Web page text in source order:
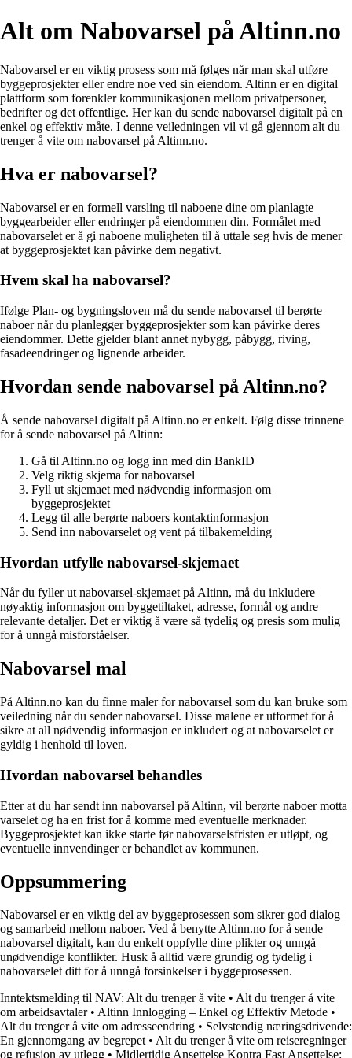
Alt om Nabovarsel på Altinn.no
Nabovarsel er en viktig prosess som må følges når man skal utføre
byggeprosjekter eller endre noe ved sin eiendom. Altinn er en digital
plattform som forenkler kommunikasjonen mellom privatpersoner,
bedrifter og det offentlige. Her kan du sende nabovarsel digitalt på en
enkel og effektiv måte. I denne veiledningen vil vi gå gjennom alt du
trenger å vite om nabovarsel på Altinn.no.
Hva er nabovarsel?
Nabovarsel er en formell varsling til naboene dine om planlagte
byggearbeider eller endringer på eiendommen din. Formålet med
nabovarselet er å gi naboene muligheten til å uttale seg hvis de mener
at byggeprosjektet kan påvirke dem negativt.
Hvem skal ha nabovarsel?
Ifølge Plan- og bygningsloven må du sende nabovarsel til berørte
naboer når du planlegger byggeprosjekter som kan påvirke deres
eiendommer. Dette gjelder blant annet nybygg, påbygg, riving,
fasadeendringer og lignende arbeider.
Hvordan sende nabovarsel på Altinn.no?
Å sende nabovarsel digitalt på Altinn.no er enkelt. Følg disse trinnene
for å sende nabovarsel på Altinn:
Gå til Altinn.no og logg inn med din BankID
Velg riktig skjema for nabovarsel
Fyll ut skjemaet med nødvendig informasjon om
byggeprosjektet
Legg til alle berørte naboers kontaktinformasjon
Send inn nabovarselet og vent på tilbakemelding
Hvordan utfylle nabovarsel-skjemaet
Når du fyller ut nabovarsel-skjemaet på Altinn, må du inkludere
nøyaktig informasjon om byggetiltaket, adresse, formål og andre
relevante detaljer. Det er viktig å være så tydelig og presis som mulig
for å unngå misforståelser.
Nabovarsel mal
På Altinn.no kan du finne maler for nabovarsel som du kan bruke som
veiledning når du sender nabovarsel. Disse malene er utformet for å
sikre at all nødvendig informasjon er inkludert og at nabovarselet er
gyldig i henhold til loven.
Hvordan nabovarsel behandles
Etter at du har sendt inn nabovarsel på Altinn, vil berørte naboer motta
varselet og ha en frist for å komme med eventuelle merknader.
Byggeprosjektet kan ikke starte før nabovarselsfristen er utløpt, og
eventuelle innvendinger er behandlet av kommunen.
Oppsummering
Nabovarsel er en viktig del av byggeprosessen som sikrer god dialog
og samarbeid mellom naboer. Ved å benytte Altinn.no for å sende
nabovarsel digitalt, kan du enkelt oppfylle dine plikter og unngå
unødvendige konflikter. Husk å alltid være grundig og tydelig i
nabovarselet ditt for å unngå forsinkelser i byggeprosessen.
Inntektsmelding til NAV: Alt du trenger å vite • Alt du trenger å vite
om arbeidsavtaler• Altinn Innlogging – Enkel og Effektiv Metode •
Alt du trenger å vite om adresseendring • Selvstendig næringsdrivende:
En gjennomgang av begrepet• Alt du trenger å vite om reiseregninger
og refusjon av utlegg • Midlertidig Ansettelse Kontra Fast Ansettelse: